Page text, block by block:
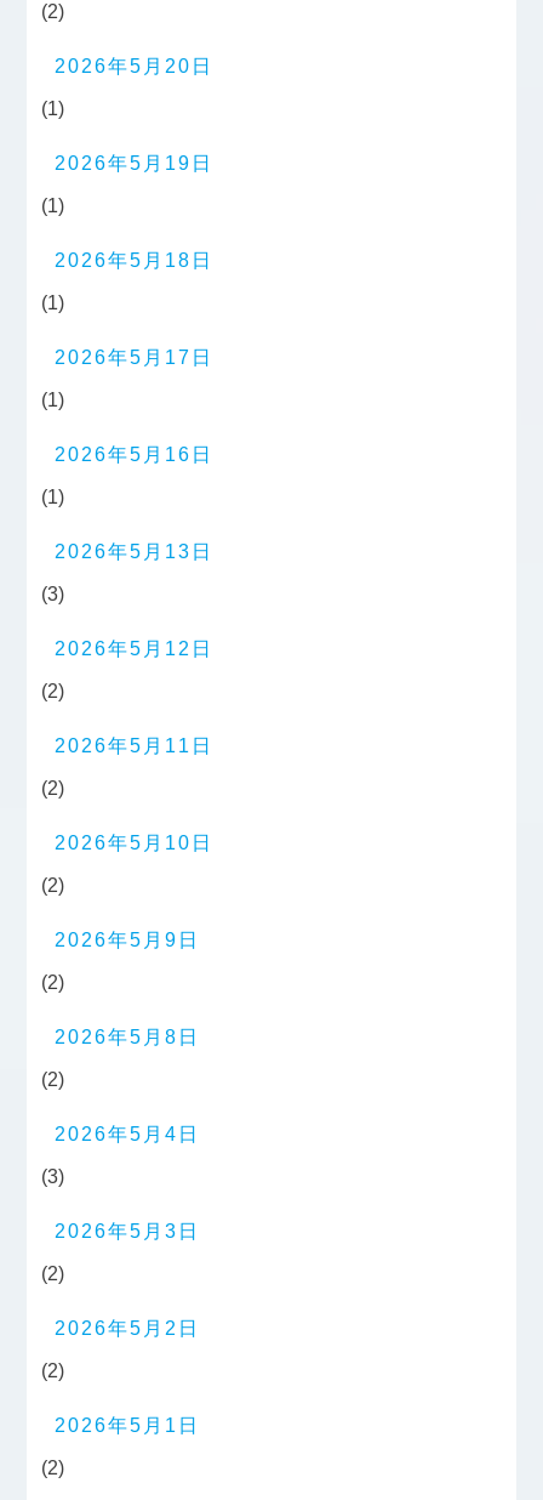
(2)
2026年5月20日
(1)
2026年5月19日
(1)
2026年5月18日
(1)
2026年5月17日
(1)
2026年5月16日
(1)
2026年5月13日
(3)
2026年5月12日
(2)
2026年5月11日
(2)
2026年5月10日
(2)
2026年5月9日
(2)
2026年5月8日
(2)
2026年5月4日
(3)
2026年5月3日
(2)
2026年5月2日
(2)
2026年5月1日
(2)